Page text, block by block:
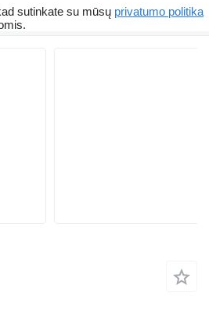
sutinkate su mūsų privatumo politika